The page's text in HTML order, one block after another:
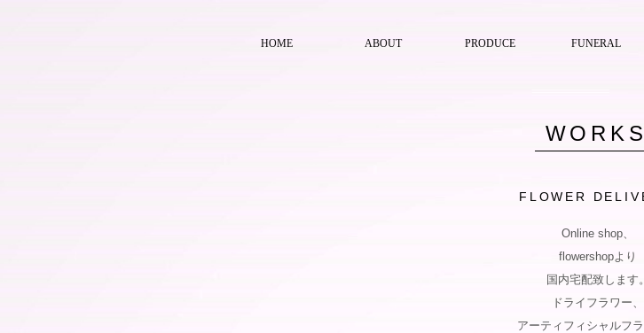
HOME ABOUT PRODUCE FUNERAL
WORKS
FLOWER
Online shop、
flowershopより
国内宅配致します。
ドライフラワー、
アーティフィシャルフラ